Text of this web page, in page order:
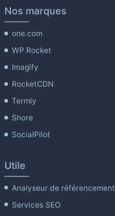
Nos marques
one.com
WP Rocket
Imagify
RocketCDN
Termly
Shore
SocialPilot
Utile
Analyseur de référencement
Services SEO